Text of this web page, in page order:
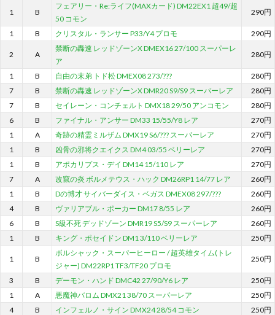
1 B
フェアリー・Re:ライフ(MAXカード) DM22EX1 超49/超
50 コモン
290円
1 B クリスタル・ランサー P33/Y4 プロモ 290円
2 A
禁断の轟速 レッドゾーンX DMEX16 27/100 スーパーレ
ア
280円
1 B 自由の末弟 トド松 DMEX08 273/???
280円
7
B 禁断の轟速 レッドゾーンX DMR20 S9/S9 スーパーレア
280円
7
B セイレーン・コンチェルト DMX18 29/50 アンコモン
280円
6
B ファイナル・アンサー DM33 15/55/Y8 レア
270円
1
A 奇跡の精霊ミルザム DMX19 S6/??? スーパーレア
270円
1
B 凶骨の邪将クエイクス DM4 03/55 ベリーレア
270円
1
B アポカリプス・デイ DM14 15/110 レア
270円
7
A 改竄の炎 ボルメテウス・ハック DM26RP1 14/77 レア
260円
1
B Dの博才 サイバーダイス・ベガス DMEX08 297/???
260円
4
B ヴァリアブル・ポーカー DM17 8/55 レア
260円
6
B S級不死 デッドゾーン DMR19 S5/S9 スーパーレア
260円
1
B キング・ポセイドン DM1 3/110 ベリーレア 250円
1 B
ボルシャック・スーパーヒーロー / 超英雄タイム(トレ
ジャー) DM22RP1 TF3/TF20 プロモ
250円
3 B デーモン・ハンド DMC42 27/90/Y6 レア
250円
1
A 悪魔神バロム DMX21 38/70 スーパーレア
250円
4
B インフェルノ・サイン DMX24 28/54 コモン
250円